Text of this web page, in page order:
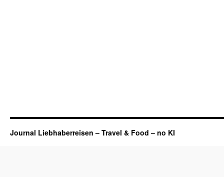
Journal Liebhaberreisen – Travel & Food – no KI